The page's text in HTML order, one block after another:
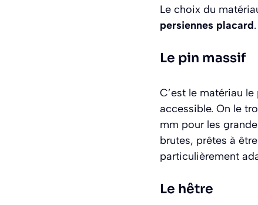
Le choix du
persiennes placard
Le pin massif
C’est le matériau
accessible. On le
mm pour les
brutes, prêtes à
particulièrement
Le hêtre